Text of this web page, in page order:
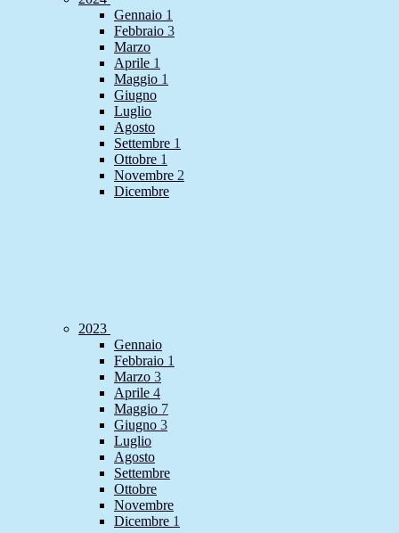
Gennaio 1
Febbraio 3
Marzo
Aprile 1
Maggio 1
Giugno
Luglio
Agosto
Settembre 1
Ottobre 1
Novembre 2
Dicembre
2023
Gennaio
Febbraio 1
Marzo 3
Aprile 4
Maggio 7
Giugno 3
Luglio
Agosto
Settembre
Ottobre
Novembre
Dicembre 1